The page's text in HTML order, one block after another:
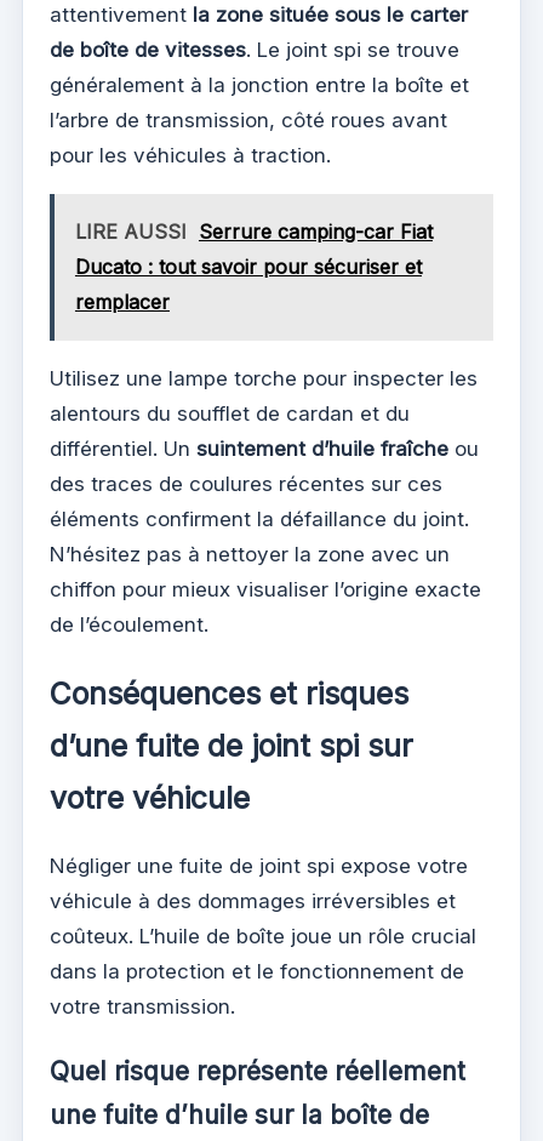
attentivement la zone située sous le carter
de boîte de vitesses. Le joint spi se trouve
généralement à la jonction entre la boîte et
l’arbre de transmission, côté roues avant
pour les véhicules à traction.
LIRE AUSSI Serrure camping-car Fiat
Ducato : tout savoir pour sécuriser et
remplacer
Utilisez une lampe torche pour inspecter les
alentours du soufflet de cardan et du
différentiel. Un suintement d’huile fraîche ou
des traces de coulures récentes sur ces
éléments confirment la défaillance du joint.
N’hésitez pas à nettoyer la zone avec un
chiffon pour mieux visualiser l’origine exacte
de l’écoulement.
Conséquences et risques
d’une fuite de joint spi sur
votre véhicule
Négliger une fuite de joint spi expose votre
véhicule à des dommages irréversibles et
coûteux. L’huile de boîte joue un rôle crucial
dans la protection et le fonctionnement de
votre transmission.
Quel risque représente réellement
une fuite d’huile sur la boîte de